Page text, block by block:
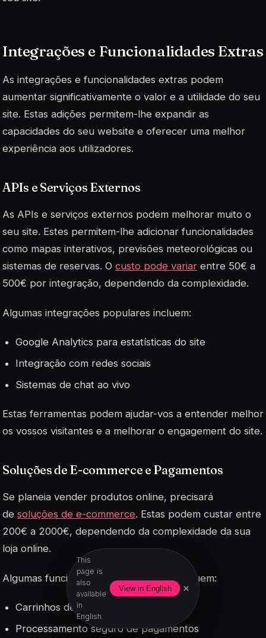
This
page is
also
available
in
English.
View in English ×
Integrações e Funcionalidades Extras
As integrações e funcionalidades extras podem
aumentar significativamente o valor e a utilidade do seu
site. Estas adições permitem-lhe expandir as
capacidades do seu website e oferecer uma melhor
experiência aos utilizadores.
APIs e Serviços Externos
As APIs e serviços externos podem melhorar muito o
seu site. Estes permitem-lhe adicionar funcionalidades
como mapas interativos, previsões meteorológicas ou
sistemas de reservas. O custo pode variar entre 50€ a
500€ por integração, dependendo da complexidade.
Algumas integrações populares incluem:
Google Analytics para estatísticas do site
Integração com redes sociais
Sistemas de chat ao vivo
Estas ferramentas podem ajudar-vos a entender melhor
os vossos visitantes e a melhorar o engagement do site.
Soluções de E-commerce e Pagamentos
Se planeia vender produtos online, precisará
de soluções de e-commerce. Estas podem custar entre
200€ a 2000€, dependendo da complexidade da sua
loja online.
Algumas funcionalidades importantes incluem:
Carrinhos de compras
Processamento seguro de pagamentos